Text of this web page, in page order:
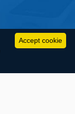
Accept cookie